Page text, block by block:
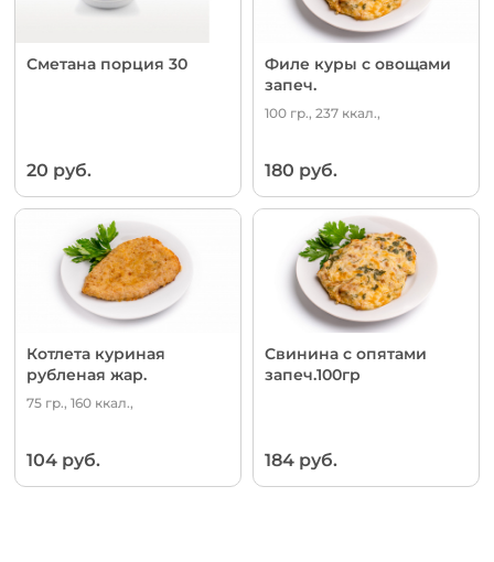
Сметана порция 30
20 руб.
Филе куры с овощами
запеч.
100 гр., 237 ккал.,
180 руб.
Котлета куриная
рубленая жар.
75 гр., 160 ккал.,
104 руб.
Свинина с опятами
запеч.100гр
184 руб.